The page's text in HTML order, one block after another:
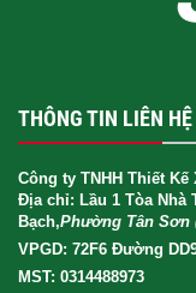
THÔNG TIN LIÊN HỆ
Công ty TNHH Thiết
Địa chỉ: Lầu 1 Tòa Nhà
Bạch,Phường Tân Sơn
VPGD: 72F6 Đường
MST: 0314488973